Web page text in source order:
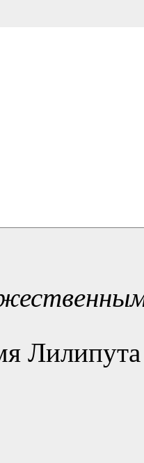
Лилипута